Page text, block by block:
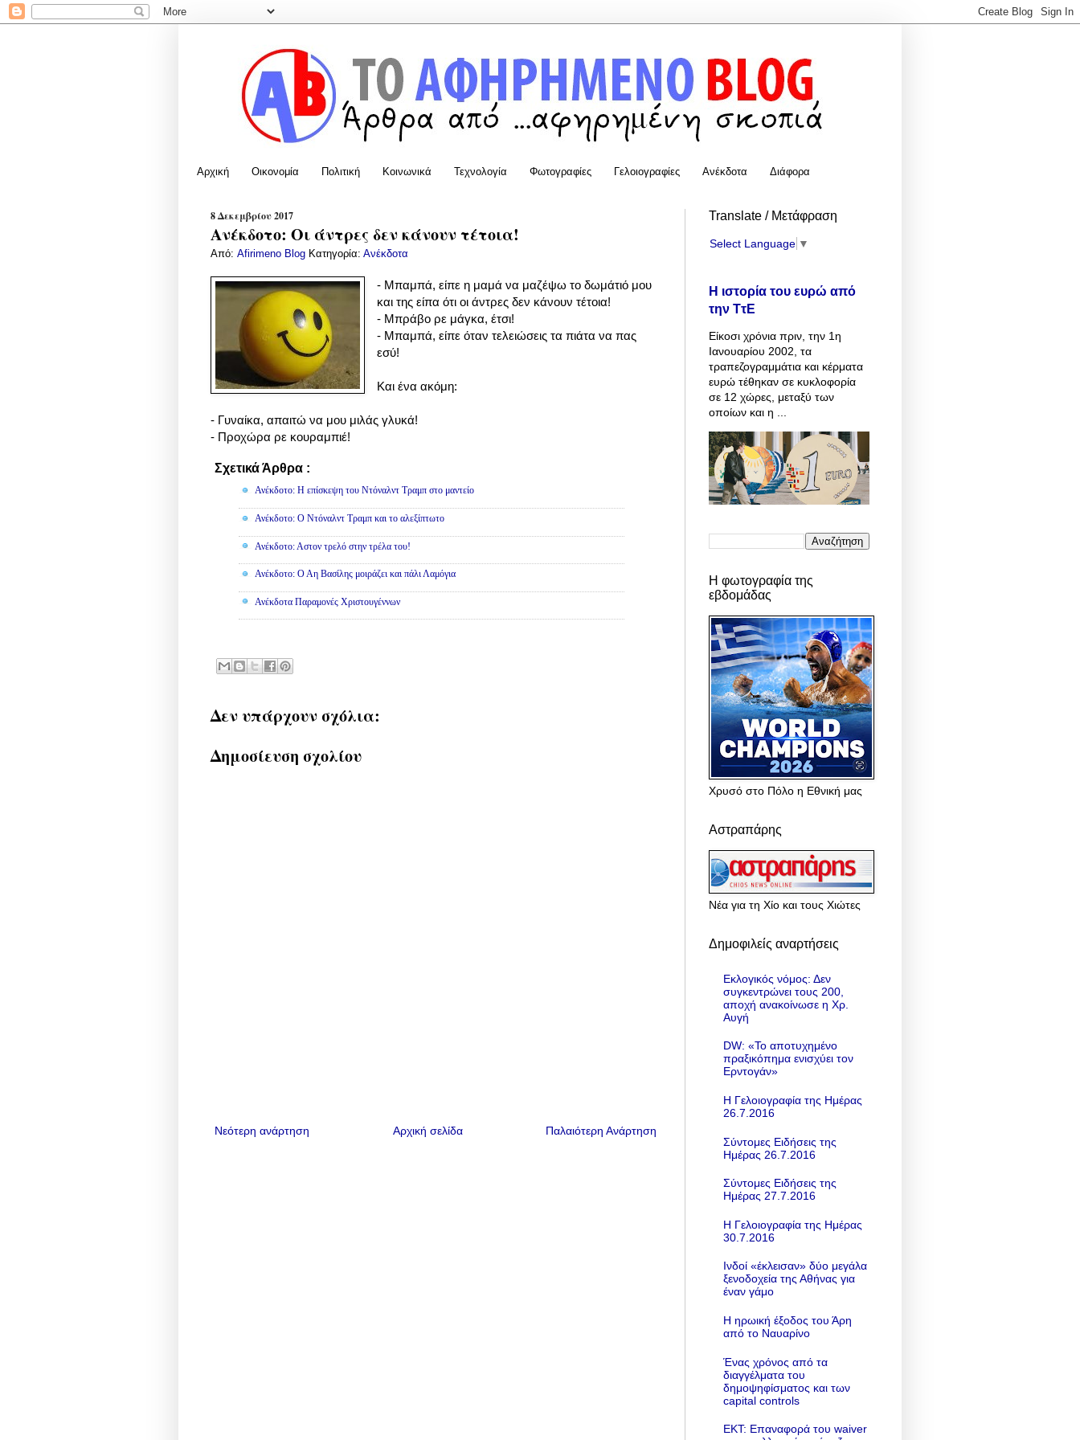
Αρχική Οικονομία Πολιτική Κοινωνικά Τεχνολογία Φωτογραφίες Γελοιογραφίες Ανέκδοτα Διάφορα
8 Δεκεμβρίου 2017
Ανέκδοτο: Οι άντρες δεν κάνουν τέτοια!
Από: Afirimeno Blog Κατηγορία: Ανέκδοτα
- Μπαμπά, είπε η μαμά να μαζέψω το δωμάτιό μου
και της είπα ότι οι άντρες δεν κάνουν τέτοια!
- Μπράβο ρε μάγκα, έτσι!
- Μπαμπά, είπε όταν τελειώσεις τα πιάτα να πας
εσύ!
Και ένα ακόμη:
- Γυναίκα, απαιτώ να μου μιλάς γλυκά!
- Προχώρα ρε κουραμπιέ!
Σχετικά Άρθρα :
Ανέκδοτο: Η επίσκεψη του Ντόναλντ Τραμπ στο μαντείο
Ανέκδοτο: Ο Ντόναλντ Τραμπ και το αλεξίπτωτο
Ανέκδοτο: Αστον τρελό στην τρέλα του!
Ανέκδοτο: Ο Αη Βασίλης μοιράζει και πάλι Λαμόγια
Ανέκδοτα Παραμονές Χριστουγέννων
Δεν υπάρχουν σχόλια:
Δημοσίευση σχολίου
Νεότερη ανάρτηση Παλαιότερη Ανάρτηση
Αρχική σελίδα
Translate / Μετάφραση
Select Language ▼
Η ιστορία του ευρώ από
την ΤτΕ
Είκοσι χρόνια πριν, την 1η
Ιανουαρίου 2002, τα
τραπεζογραμμάτια και κέρματα
ευρώ τέθηκαν σε κυκλοφορία
σε 12 χώρες, μεταξύ των
οποίων και η ...
Η φωτογραφία της
εβδομάδας
Χρυσό στο Πόλο η Εθνική μας
Αστραπάρης
Νέα για τη Χίο και τους Χιώτες
Δημοφιλείς αναρτήσεις
Εκλογικός νόμος: Δεν
συγκεντρώνει τους 200,
αποχή ανακοίνωσε η Χρ.
Αυγή
DW: «To αποτυχημένο
πραξικόπημα ενισχύει τον
Ερντογάν»
Η Γελοιογραφία της Ημέρας
26.7.2016
Σύντομες Ειδήσεις της
Ημέρας 26.7.2016
Σύντομες Ειδήσεις της
Ημέρας 27.7.2016
Η Γελοιογραφία της Ημέρας
30.7.2016
Ινδοί «έκλεισαν» δύο μεγάλα
ξενοδοχεία της Αθήνας για
έναν γάμο
Η ηρωική έξοδος του Άρη
από το Ναυαρίνο
Ένας χρόνος από τα
διαγγέλματα του
δημοψηφίσματος και των
capital controls
ΕΚΤ: Επαναφορά του waiver